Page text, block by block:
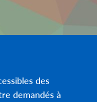
des
demandés à